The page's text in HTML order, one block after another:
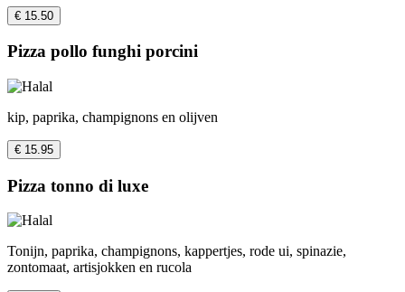
€ 15.50
Pizza pollo funghi porcini
kip, paprika, champignons en olijven
€ 15.95
Pizza tonno di luxe
Tonijn, paprika, champignons, kappertjes, rode ui, spinazie,
zontomaat, artisjokken en rucola